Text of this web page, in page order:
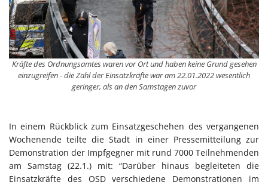
Kräfte des Ordnungsamtes waren vor Ort und haben keine Grund gesehen
einzugreifen - die Zahl der Einsatzkräfte war am 22.01.2022 wesentlich
geringer, als an den Samstagen zuvor
In einem Rückblick zum Einsatzgeschehen des vergangenen
Wochenende teilte die Stadt in einer Pressemitteilung zur
Demonstration der Impfgegner mit rund 7000 Teilnehmenden
am Samstag (22.1.) mit: “Darüber hinaus begleiteten die
Einsatzkräfte des OSD verschiedene Demonstrationen im